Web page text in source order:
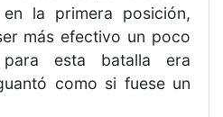
la primera posición,
más efectivo un poco
esta batalla era
como si fuese un